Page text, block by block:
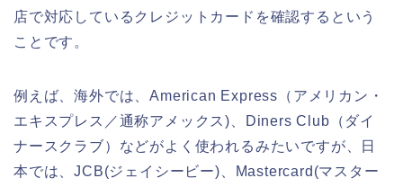
店で対応しているクレジットカードを確認するという
ことです。
例えば、海外では、American Express（アメリカン・
エキスプレス／通称アメックス)、Diners Club（ダイ
ナースクラブ）などがよく使われるみたいですが、日
本では、JCB(ジェイシービー)、Mastercard(マスター